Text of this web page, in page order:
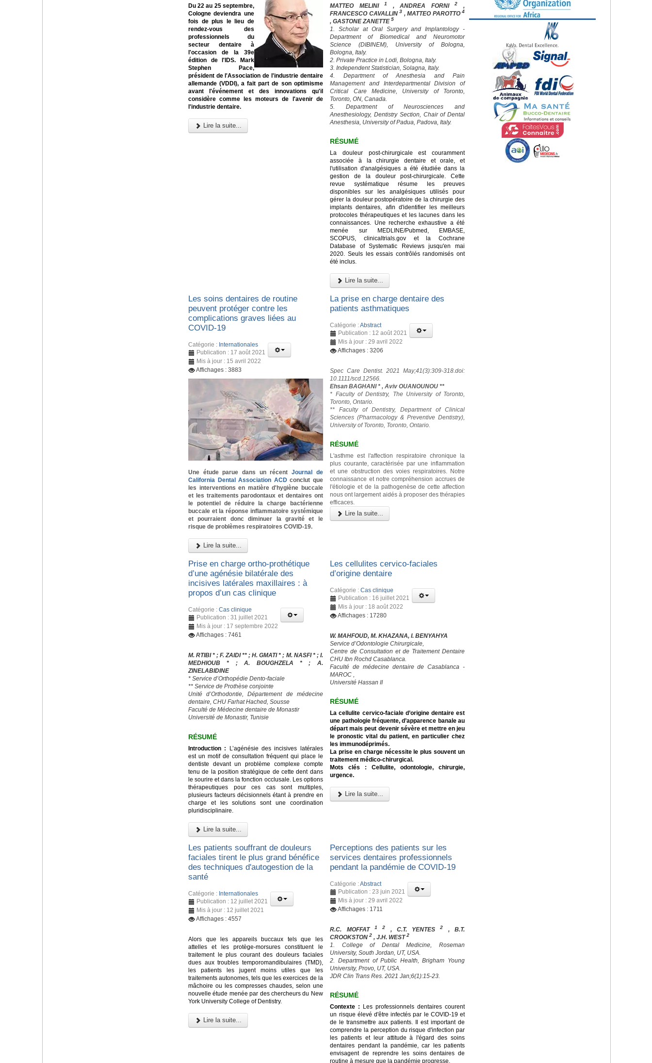
Du 22 au 25 septembre,
Cologne deviendra une
fois de plus le lieu de
rendez-vous des
professionnels du
secteur dentaire à
l'occasion de la 39e
édition de l'IDS. Mark
Stephen Pace,
président de l'Association de l'industrie dentaire
allemande (VDDI), a fait part de son optimisme
avant l'événement et des innovations qu'il
considère comme les moteurs de l'avenir de
l'industrie dentaire.
Lire la suite...
MATTEO MELINI1 , ANDREA FORNI2
,
FRANCESCO CAVALLIN3 , MATTEO PAROTTO 4
, GASTONE ZANETTE5
1. Scholar at Oral Surgery and Implantology -
Department of Biomedical and Neuromotor
Science (DIBINEM), University of Bologna,
Bologna, Italy.
2. Private Practice in Lodi, Bologna, Italy.
3. Independent Statistician, Solagna, Italy.
4. Department of Anesthesia and Pain
Management and Interdepartmental Division of
Critical Care Medicine, University of Toronto,
Toronto, ON, Canada.
5. Department of Neurosciences and
Anesthesiology, Dentistry Section, Chair of Dental
Anesthesia, University of Padua, Padova, Italy.
RÉSUMÉ
La douleur post-chirurgicale est couramment
associée à la chirurgie dentaire et orale, et
l'utilisation d'analgésiques a été étudiée dans la
gestion de la douleur post-chirurgicale. Cette
revue systématique résume les preuves
disponibles sur les analgésiques utilisés pour
gérer la douleur postopératoire de la chirurgie des
implants dentaires, afin d'identifier les meilleurs
protocoles thérapeutiques et les lacunes dans les
connaissances. Une recherche exhaustive a été
menée sur MEDLINE/Pubmed, EMBASE,
SCOPUS, clinicaltrials.gov et la Cochrane
Database of Systematic Reviews jusqu'en mai
2020. Seuls les essais contrôlés randomisés ont
été inclus.
Lire la suite...
Les soins dentaires de routine
peuvent protéger contre les
complications graves liées au
COVID-19
Catégorie : Internationales
Publication : 17 août 2021
Mis à jour : 15 avril 2022
Affichages : 3883
Une étude parue dans un récentJournal de
California Dental Association ACDconclut que
les interventions en matière d'hygiène buccale
et les traitements parodontaux et dentaires ont
le potentiel de réduire la charge bactérienne
buccale et la réponse inflammatoire systémique
et pourraient donc diminuer la gravité et le
risque de problèmes respiratoires COVID-19.
Lire la suite...
La prise en charge dentaire des
patients asthmatiques
Catégorie :Abstract
Publication : 12 août 2021
Mis à jour : 29 avril 2022
Affichages : 3206
Spec Care Dentist. 2021 May;41(3):309-318.doi:
10.1111/scd.12566.
Ehsan BAGHANI * , Aviv OUANOUNOU **
* Faculty of Dentistry, The University of Toronto,
Toronto, Ontario.
** Faculty of Dentistry, Department of Clinical
Sciences (Pharmacology & Preventive Dentistry),
University of Toronto, Toronto, Ontario.
RÉSUMÉ
L'asthme est l'affection respiratoire chronique la
plus courante, caractérisée par une inflammation
et une obstruction des voies respiratoires. Notre
connaissance et notre compréhension accrues de
l'étiologie et de la pathogenèse de cette affection
nous ont largement aidés à proposer des thérapies
efficaces.
Lire la suite...
Prise en charge ortho-prothétique
d’une agénésie bilatérale des
incisives latérales maxillaires : à
propos d’un cas clinique
Catégorie : Cas clinique
Publication : 31 juillet 2021
Mis à jour : 17 septembre 2022
Affichages : 7461
M. RTIBI * ; F. ZAIDI ** ; H. GMATI * ; M. NASFI * ; I.
MEDHIOUB * ; A. BOUGHZELA * ; A.
ZINELABIDINE
* Service d’Orthopédie Dento-faciale
** Service de Prothèse conjointe
Unité d’Orthodontie, Département de médecine
dentaire, CHU Farhat Hached, Sousse
Faculté de Médecine dentaire de Monastir
Université de Monastir, Tunisie
RÉSUMÉ
Introduction : L’agénésie des incisives latérales
est un motif de consultation fréquent qui place le
dentiste devant un problème complexe compte
tenu de la position stratégique de cette dent dans
le sourire et dans la fonction occlusale. Les options
thérapeutiques pour ces cas sont multiples,
plusieurs facteurs décisionnels étant à prendre en
charge et les solutions sont une coordination
pluridisciplinaire.
Lire la suite...
Les cellulites cervico-faciales
d’origine dentaire
Catégorie :Cas clinique
Publication : 16 juillet 2021
Mis à jour : 18 août 2022
Affichages : 17280
W. MAHFOUD, M. KHAZANA, I. BENYAHYA
Service d’Odontologie Chirurgicale,
Centre de Consultation et de Traitement Dentaire
CHU Ibn Rochd Casablanca.
Faculté de médecine dentaire de Casablanca -
MAROC ,
Université Hassan II
RÉSUMÉ
La cellulite cervico-faciale d’origine dentaire est
une pathologie fréquente, d’apparence banale au
départ mais peut devenir sévère et mettre en jeu
le pronostic vital du patient, en particulier chez
les immunodéprimés.
La prise en charge nécessite le plus souvent un
traitement médico-chirurgical.
Mots clés : Cellulite, odontologie, chirurgie,
urgence.
Lire la suite...
Les patients souffrant de douleurs
faciales tirent le plus grand bénéfice
des techniques d'autogestion de la
santé
Catégorie : Internationales
Publication : 12 juillet 2021
Mis à jour : 12 juillet 2021
Affichages : 4557
Alors que les appareils buccaux tels que les
attelles et les protège-morsures constituent le
traitement le plus courant des douleurs faciales
dues aux troubles temporomandibulaires (TMD),
les patients les jugent moins utiles que les
traitements autonomes, tels que les exercices de la
mâchoire ou les compresses chaudes, selon une
nouvelle étude menée par des chercheurs du New
York University College of Dentistry.
Lire la suite...
Perceptions des patients sur les
services dentaires professionnels
pendant la pandémie de COVID-19
Catégorie :Abstract
Publication : 23 juin 2021
Mis à jour : 29 avril 2022
Affichages : 1711
R.C. MOFFAT 1 2 , C.T. YENTES2
, B.T.
CROOKSTON2 , J.H. WEST2
1. College of Dental Medicine, Roseman
University, South Jordan, UT, USA.
2. Department of Public Health, Brigham Young
University, Provo, UT, USA.
JDR Clin Trans Res. 2021 Jan;6(1):15-23.
RÉSUMÉ
Contexte : Les professionnels dentaires courent
un risque élevé d'être infectés par le COVID-19 et
de le transmettre aux patients. Il est important de
comprendre la perception du risque d'infection par
les patients et leur attitude à l'égard des soins
dentaires pendant la pandémie, car les patients
envisagent de reprendre les soins dentaires de
routine à mesure que la pandémie progresse.